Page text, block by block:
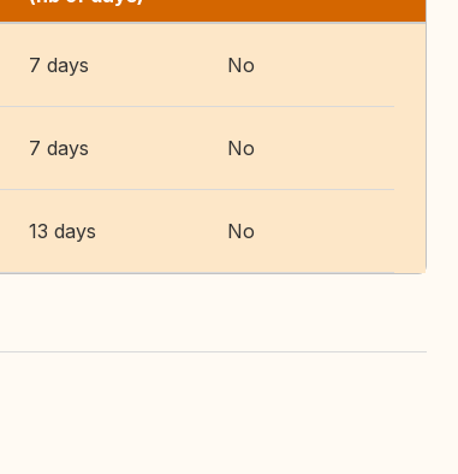
7 days No
7 days No
13 days No